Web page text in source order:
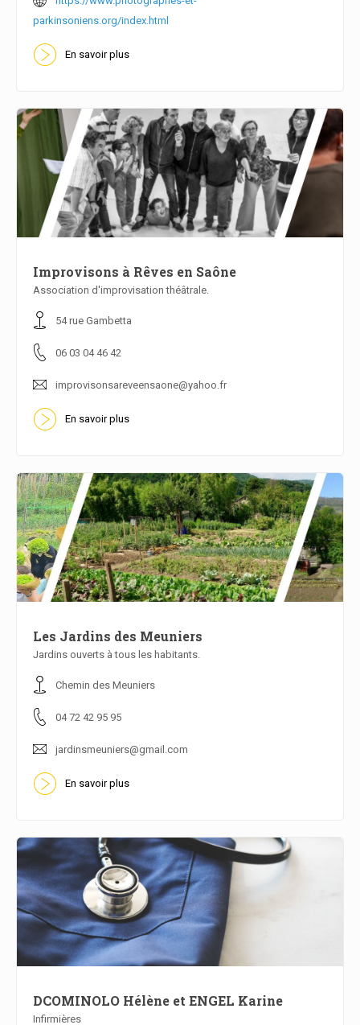
parkinsoniens.org/index.html
En savoir plus
Improvisons à Rêves en Saône
Association d'improvisation théâtrale.
54 rue Gambetta
06 03 04 46 42
improvisonsareveensaone@yahoo.fr
En savoir plus
En savoir plus
Les Jardins des Meuniers
Jardins ouverts à tous les habitants.
Chemin des Meuniers
04 72 42 95 95
jardinsmeuniers@gmail.com
En savoir plus
DCOMINOLO Hélène et ENGEL Karine
Infirmières